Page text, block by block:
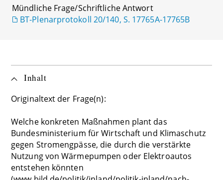
Mündliche Frage/Schriftliche Antwort
BT-Plenarprotokoll 20/140, S. 17765A-17765B
Inhalt
Originaltext der Frage(n):
Welche konkreten Maßnahmen plant das
Bundesministerium für Wirtschaft und Klimaschutz
gegen Stromengpässe, die durch die verstärkte
Nutzung von Wärmepumpen oder Elektroautos
entstehen könnten